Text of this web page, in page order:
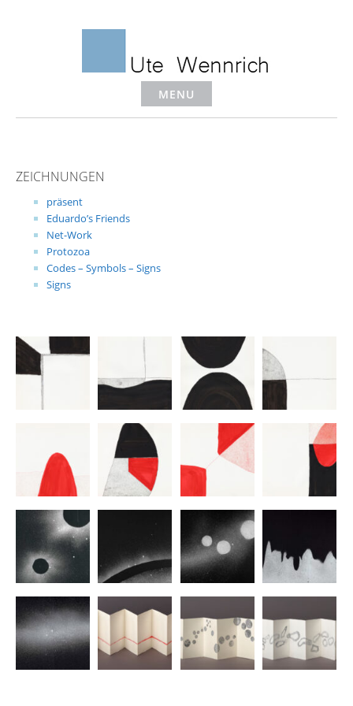
MENU
ZEICHNUNGEN
präsent
Eduardo’s Friends
Net-Work
Protozoa
Codes – Symbols – Signs
Signs